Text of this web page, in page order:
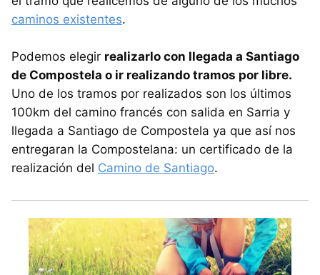
caminos existentes.
Podemos elegir realizarlo con llegada a Santiago
de Compostela o ir realizando tramos por libre.
Uno de los tramos por realizados son los últimos
100km del camino francés con salida en Sarria y
llegada a Santiago de Compostela ya que así nos
entregaran la Compostelana: un certificado de la
realización del Camino de Santiago.